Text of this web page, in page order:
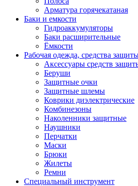
Арматура горячекатаная
Баки и емкости
Гидроаккумуляторы
Баки расширительные
Ёмкости
Рабочая одежда, средства
Аксессуары средств
Беруши
Защитные очки
Защитные шлемы
Коврики диэлектрические
Комбинезоны
Наколенники защитные
Наушники
Перчатки
Маски
Брюки
Жилеты
Ремни
Специальный инструмент